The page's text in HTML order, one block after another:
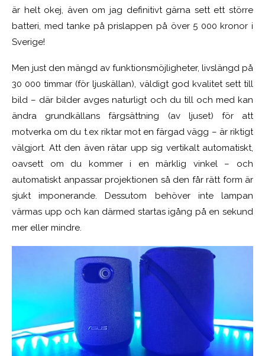
är helt okej, även om jag definitivt gärna sett ett större
batteri, med tanke på prislappen på över 5 000 kronor i
Sverige!
Men just den mängd av funktionsmöjligheter, livslängd på
30 000 timmar (för ljuskällan), väldigt god kvalitet sett till
bild – där bilder avges naturligt och du till och med kan
ändra grundkällans färgsättning (av ljuset) för att
motverka om du t.ex riktar mot en färgad vägg – är riktigt
välgjort. Att den även rätar upp sig vertikalt automatiskt,
oavsett om du kommer i en märklig vinkel – och
automatiskt anpassar projektionen så den får rätt form är
sjukt imponerande. Dessutom behöver inte lampan
värmas upp och kan därmed startas igång på en sekund
mer eller mindre.